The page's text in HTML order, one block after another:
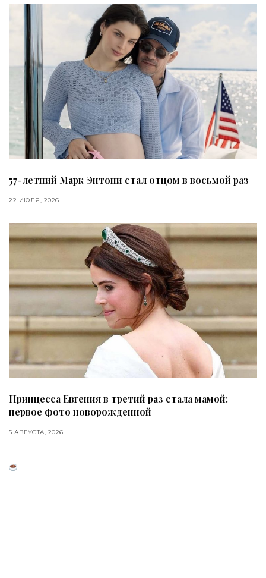
57-летний Марк Энтони стал отцом в восьмой раз
22 ИЮЛЯ, 2026
Принцесса Евгения в третий раз стала мамой:
первое фото новорожденной
5 АВГУСТА, 2026